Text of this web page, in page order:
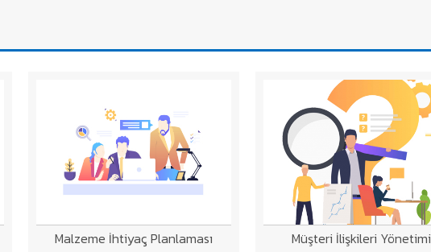
Malzeme İhtiyaç Planlaması Müşteri İlişkileri Yönetimi